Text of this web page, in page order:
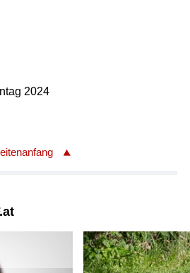
2024